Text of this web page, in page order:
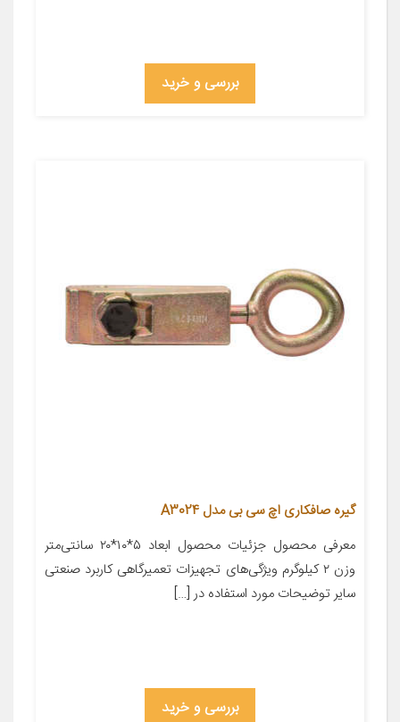
بررسی و خرید
گیره صافکاری اچ سی بی مدل A3024
معرفی محصول جزئیات محصول ابعاد ۵*۱۰*۲۰ سانتی‌متر
وزن ۲ کیلوگرم ویژگی‌های تجهیزات تعمیرگاهی کاربرد صنعتی
سایر توضیحات مورد استفاده در […]
بررسی و خرید